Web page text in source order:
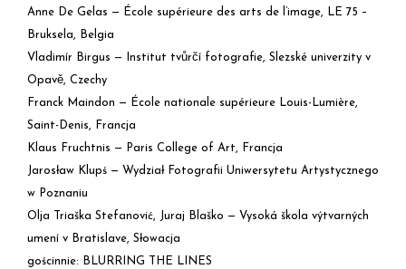
Anne De Gelas — École supérieure des arts de l’image, LE 75 –
Bruksela, Belgia
Vladimír Birgus — Institut tvůrčí fotografie, Slezské univerzity v
Opavě, Czechy
Franck Maindon — École nationale supérieure Louis-Lumière,
Saint-Denis, Francja
Klaus Fruchtnis — Paris College of Art, Francja
Jarosław Klupś — Wydział Fotografii Uniwersytetu Artystycznego
w Poznaniu
Olja Triaška Stefanović, Juraj Blaško — Vysoká škola výtvarných
umení v Bratislave, Słowacja
gościnnie: BLURRING THE LINES